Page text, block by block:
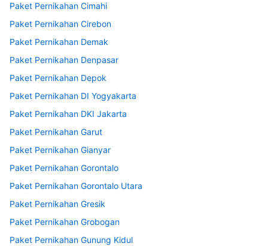
Paket Pernikahan Cimahi
Paket Pernikahan Cirebon
Paket Pernikahan Demak
Paket Pernikahan Denpasar
Paket Pernikahan Depok
Paket Pernikahan DI Yogyakarta
Paket Pernikahan DKI Jakarta
Paket Pernikahan Garut
Paket Pernikahan Gianyar
Paket Pernikahan Gorontalo
Paket Pernikahan Gorontalo Utara
Paket Pernikahan Gresik
Paket Pernikahan Grobogan
Paket Pernikahan Gunung Kidul